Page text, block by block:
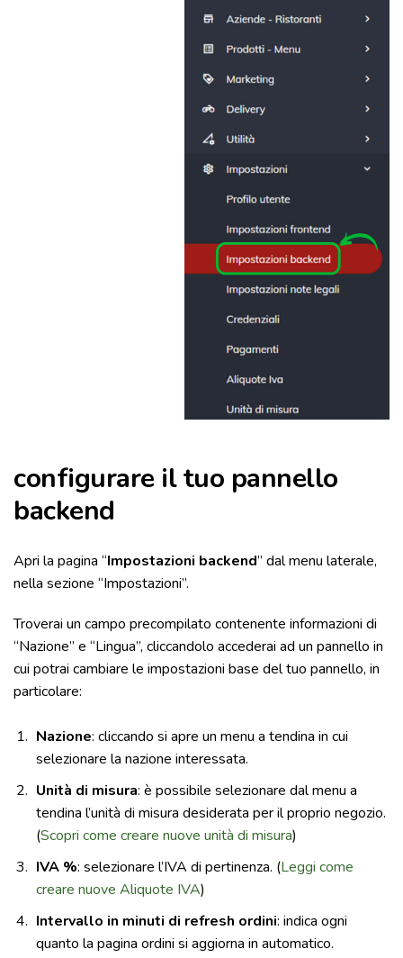
configurare il tuo pannello
backend
Apri la pagina “Impostazioni backend” dal menu laterale,
nella sezione “Impostazioni”.
Troverai un campo precompilato contenente informazioni di
“Nazione” e “Lingua”, cliccandolo accederai ad un pannello in
cui potrai cambiare le impostazioni base del tuo pannello, in
particolare:
Nazione: cliccando si apre un menu a tendina in cui
selezionare la nazione interessata.
Unità di misura: è possibile selezionare dal menu a
tendina l’unità di misura desiderata per il proprio negozio.
(Scopri come creare nuove unità di misura)
IVA %: selezionare l’IVA di pertinenza. (Leggi come
creare nuove Aliquote IVA)
Intervallo in minuti di refresh ordini: indica ogni
quanto la pagina ordini si aggiorna in automatico.